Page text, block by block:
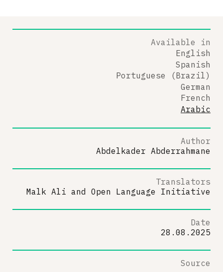
Available in
English
Spanish
Portuguese (Brazil)
German
French
Arabic
Author
Abdelkader Abderrahmane
Translators
Malk Ali and Open Language Initiative
Date
28.08.2025
Source